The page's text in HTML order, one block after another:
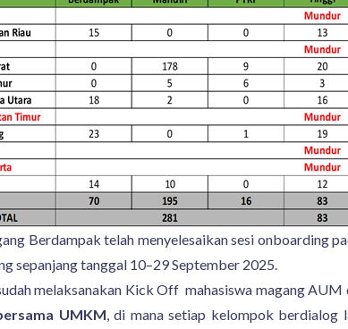
Berdampak telah menyelesaikan sesi onboarding
sepanjang tanggal 10–29 September 2025.
melaksanakan Kick Off mahasiswa magang
UMKM, di mana setiap kelompok berdialog